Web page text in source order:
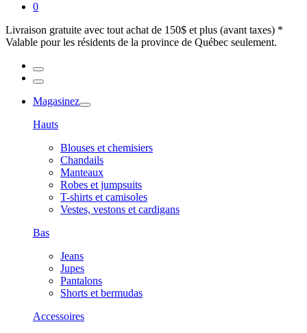
0
Livraison gratuite avec tout achat de 150$ et plus (avant taxes) *
Valable pour les résidents de la province de Québec seulement.
Magasinez
Hauts
Blouses et chemisiers
Chandails
Manteaux
Robes et jumpsuits
T-shirts et camisoles
Vestes, vestons et cardigans
Bas
Jeans
Jupes
Pantalons
Shorts et bermudas
Accessoires